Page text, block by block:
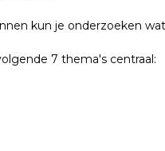
kun je onderzoeken wat
7 thema's centraal: